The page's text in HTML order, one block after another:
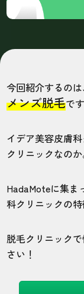
今回紹介するの
メンズ脱毛です
イデア美容皮膚
クリニックなのか
HadaMoteに集ま
科クリニックの
脱毛クリニック
さい！